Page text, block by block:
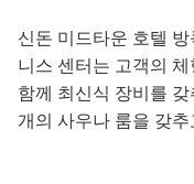
신돈 미드타운 호텔
니스 센터는 고객의
함께 최신식 장비를
개의 사우나 룸을 갖